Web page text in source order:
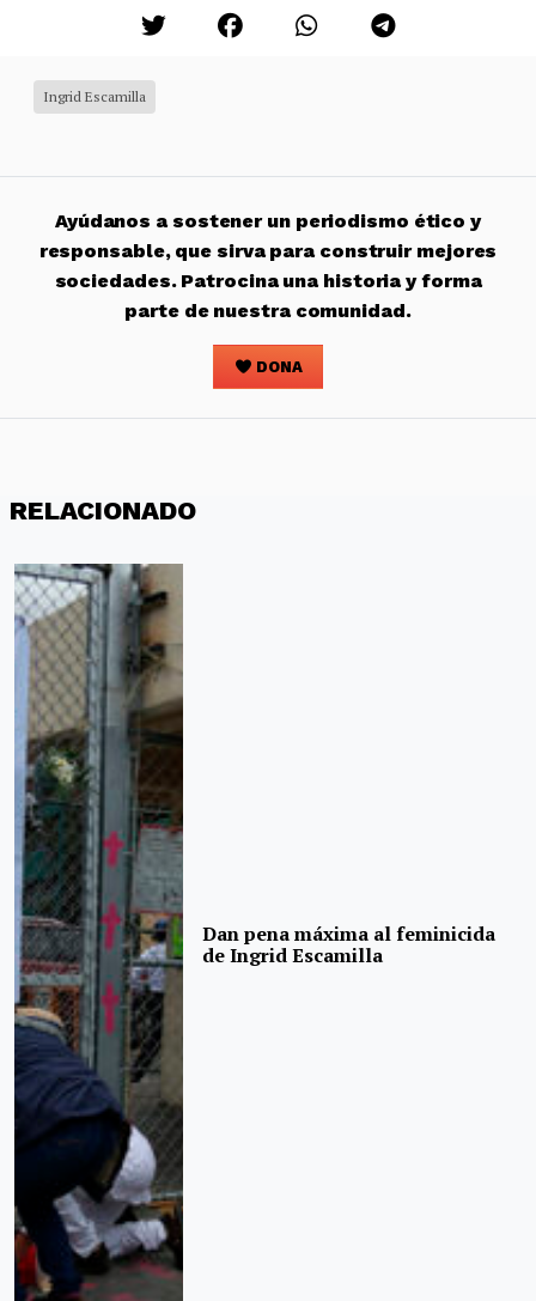
Ingrid Escamilla
Ayúdanos a sostener un periodismo ético y
responsable, que sirva para construir mejores
sociedades. Patrocina una historia y forma
parte de nuestra comunidad.
DONA
RELACIONADO
Dan pena máxima al feminicida
de Ingrid Escamilla